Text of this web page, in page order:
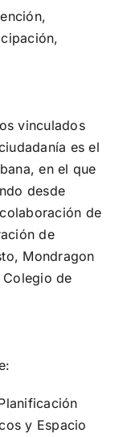
vinculados
es el
en el que
desde
de
de
Mondragon
Colegio de
y Espacio